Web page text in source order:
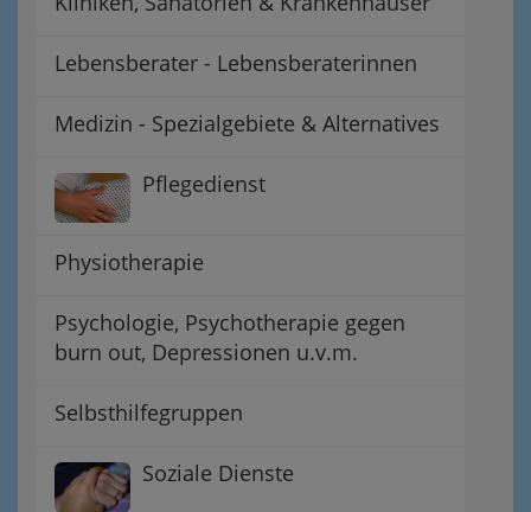
Lebensberater - Lebensberaterinnen
Medizin - Spezialgebiete & Alternatives
Pflegedienst
Physiotherapie
Psychologie, Psychotherapie gegen
burn out, Depressionen u.v.m.
Selbsthilfegruppen
Soziale Dienste